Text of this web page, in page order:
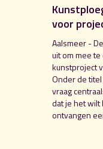
voor
Aalsmeer -
uit om mee
kunstproject
Onder de
vraag
dat je het
ontvangen